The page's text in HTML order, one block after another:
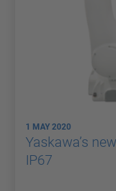
1 MAY 2020
Yaskawa’s
IP67